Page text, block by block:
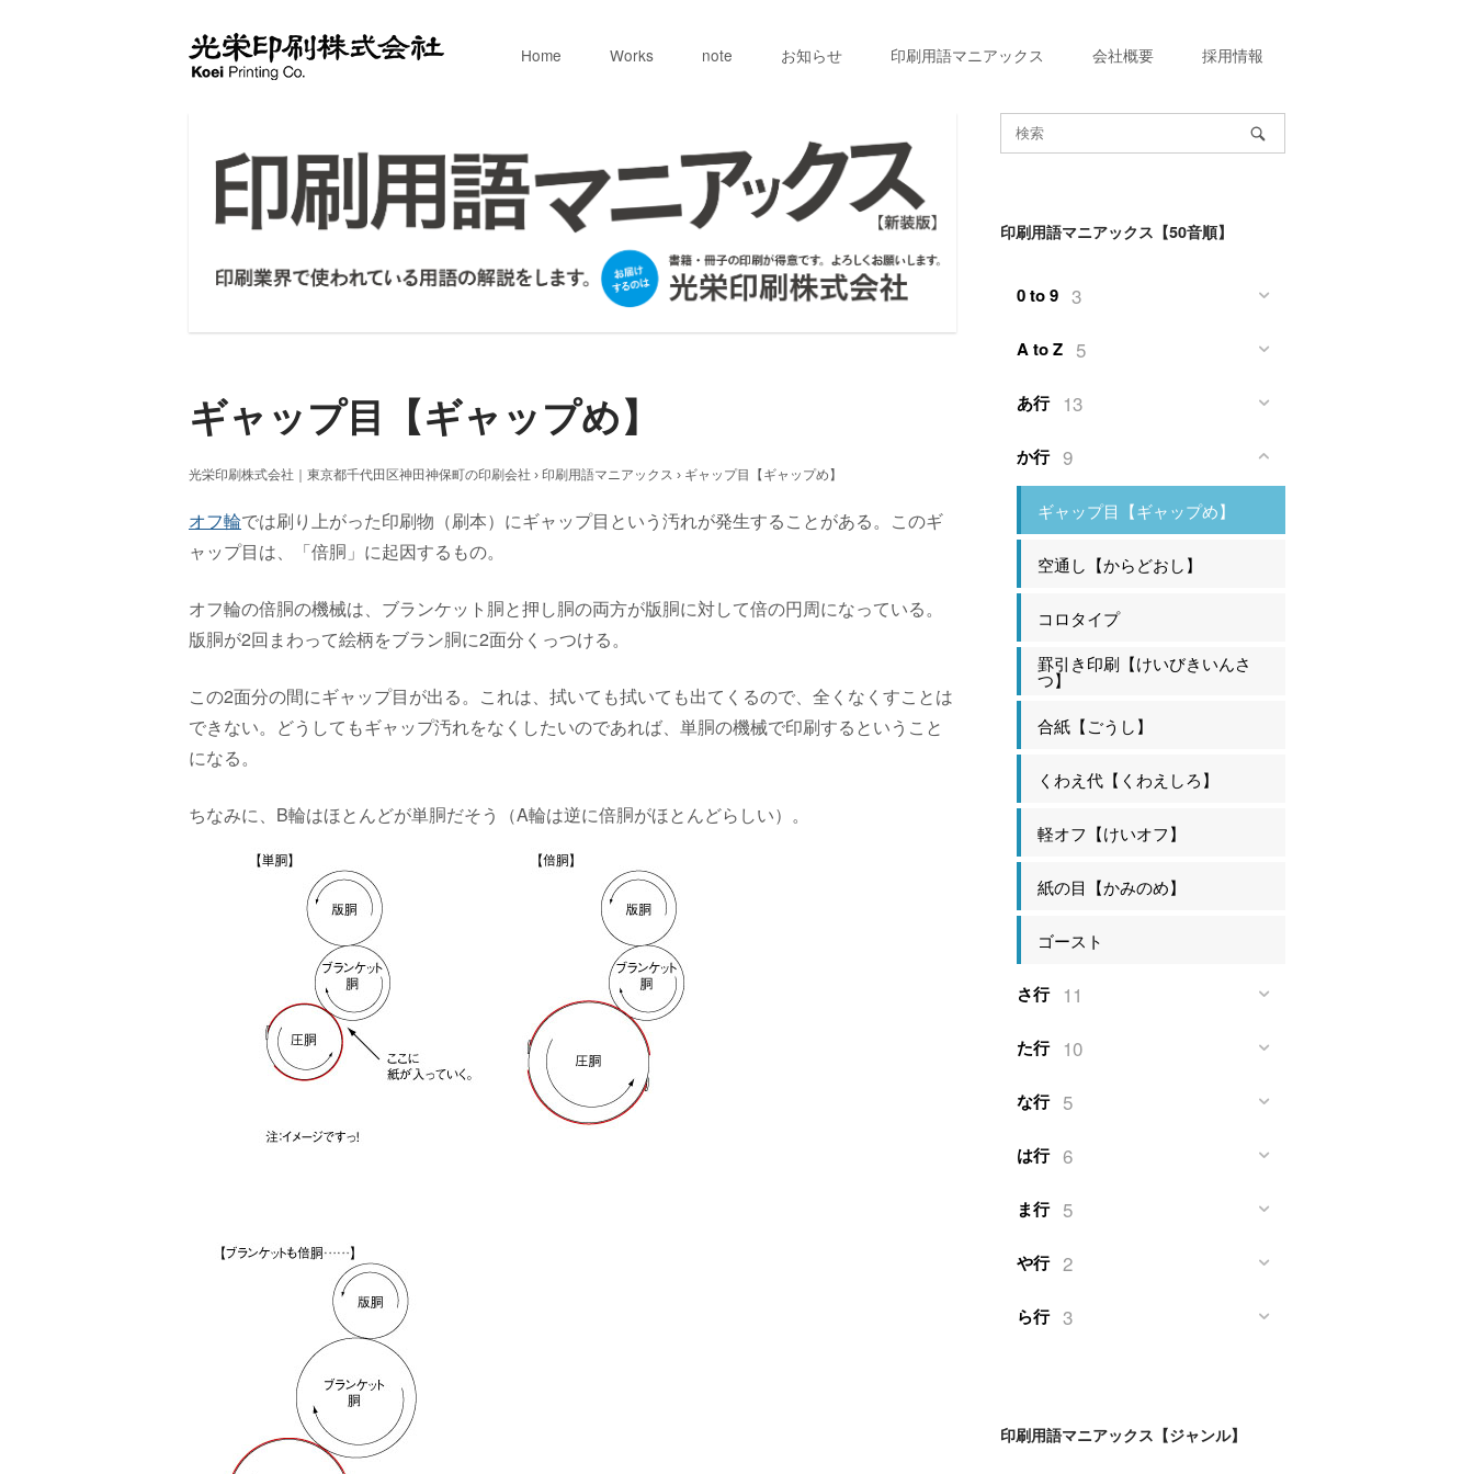
Home Home Works note お知らせ 印刷用語マニアックス 会社概要 採用情報
ギャップ目【ギャップめ】
光栄印刷株式会社｜東京都千代田区神田神保町の印刷会社 › 印刷用語マニアックス › ギャップ目【ギャップめ】
オフ輪では刷り上がった印刷物（刷本）にギャップ目という汚れが発生することがある。このギ
ャップ目は、「倍胴」に起因するもの。
オフ輪の倍胴の機械は、ブランケット胴と押し胴の両方が版胴に対して倍の円周になっている。
版胴が2回まわって絵柄をブラン胴に2面分くっつける。
この2面分の間にギャップ目が出る。これは、拭いても拭いても出てくるので、全くなくすことは
できない。どうしてもギャップ汚れをなくしたいのであれば、単胴の機械で印刷するということ
になる。
ちなみに、B輪はほとんどが単胴だそう（A輪は逆に倍胴がほとんどらしい）。
印刷用語マニアックス【50音順】
0 to 9 3
A to Z 5
あ行 13
か行 9
ギャップ目【ギャップめ】
空通し【からどおし】
コロタイプ
罫引き印刷【けいびきいんさ
つ】
合紙【ごうし】
くわえ代【くわえしろ】
軽オフ【けいオフ】
紙の目【かみのめ】
ゴースト
さ行 11
た行 10
な行 5
は行 6
ま行 5
や行 2
ら行 3
印刷用語マニアックス【ジャンル】